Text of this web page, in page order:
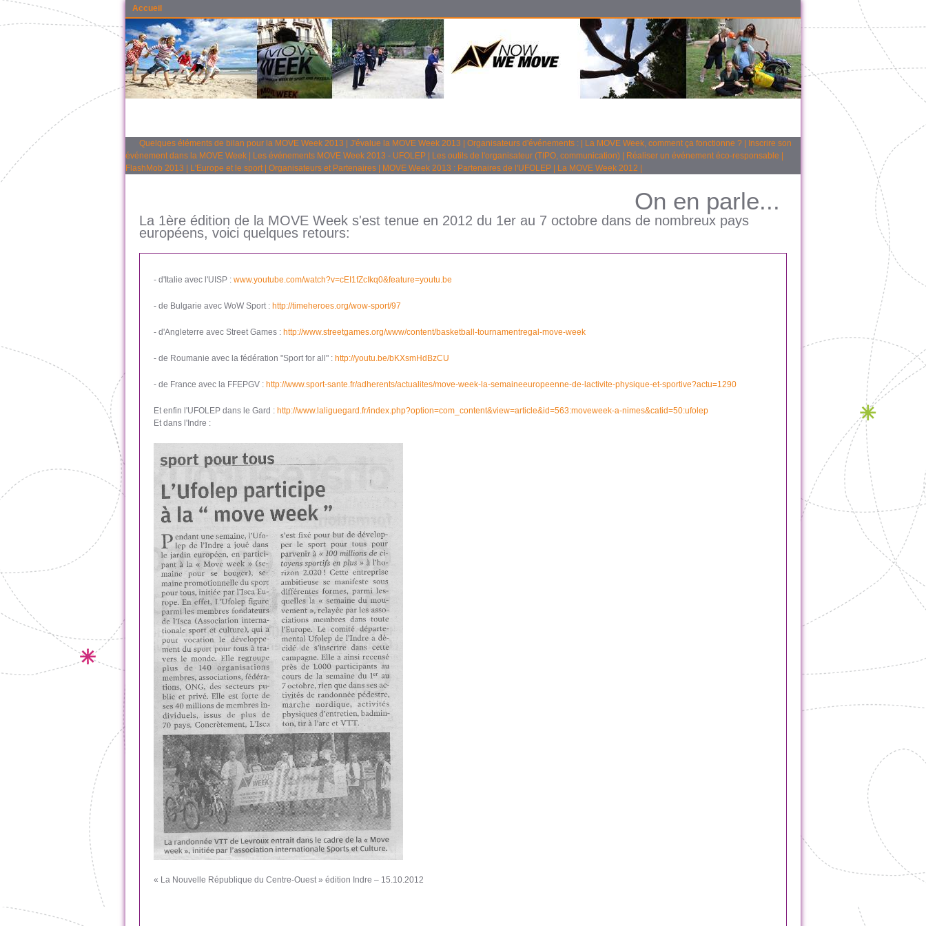
Accueil
Quelques éléments de bilan pour la MOVE Week 2013 J'évalue la MOVE Week 2013 Organisateurs d'événements : La MOVE Week, comment ça fonctionne ?
Inscrire son
événement dans la MOVE Week
Les événements MOVE Week 2013 - UFOLEP Les outils de l'organisateur (TIPO, communication) Réaliser un événement éco-responsable
FlashMob 2013
L'Europe et le sport| Organisateurs et Partenaires MOVE Week 2013 : Partenaires de l'UFOLEP La MOVE Week 2012
On en parle...
La 1ère édition de la MOVE Week s'est tenue en 2012 du 1er au 7 octobre dans de nombreux pays
européens, voici quelques retours:
- d'Italie avec l'UISP : www.youtube.com/watch?v=cEI1fZcIkq0&feature=youtu.be
- de Bulgarie avec WoW Sport : http://timeheroes.org/wow-sport/97
- d'Angleterre avec Street Games : http://www.streetgames.org/www/content/basketball-tournamentregal-move-week
- de Roumanie avec la fédération "Sport for all" : http://youtu.be/bKXsmHdBzCU
- de France avec la FFEPGV : http://www.sport-sante.fr/adherents/actualites/move-week-la-semaineeuropeenne-de-lactivite-physique-et-sportive?actu=1290
Et enfin l'UFOLEP dans le Gard : http://www.laliguegard.fr/index.php?option=com_content&view=article&id=563:moveweek-a-nimes&catid=50:ufolep
Et dans l'Indre :
« La Nouvelle République du Centre-Ouest » édition Indre – 15.10.2012